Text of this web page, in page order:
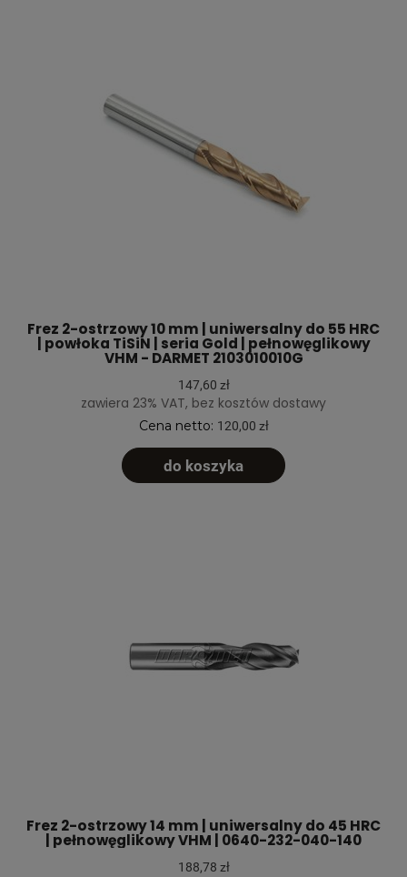
Frez 2-ostrzowy 10 mm | uniwersalny do 55 HRC
| powłoka TiSiN | seria Gold | pełnowęglikowy
VHM - DARMET 2103010010G
147,60 zł
zawiera 23% VAT, bez kosztów dostawy
Cena netto: 120,00 zł
do koszyka
Frez 2-ostrzowy 14 mm | uniwersalny do 45 HRC
| pełnowęglikowy VHM | 0640-232-040-140
188,78 zł